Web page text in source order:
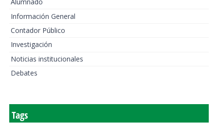
Información General
Contador Público
Investigación
Noticias institucionales
Debates
Tags